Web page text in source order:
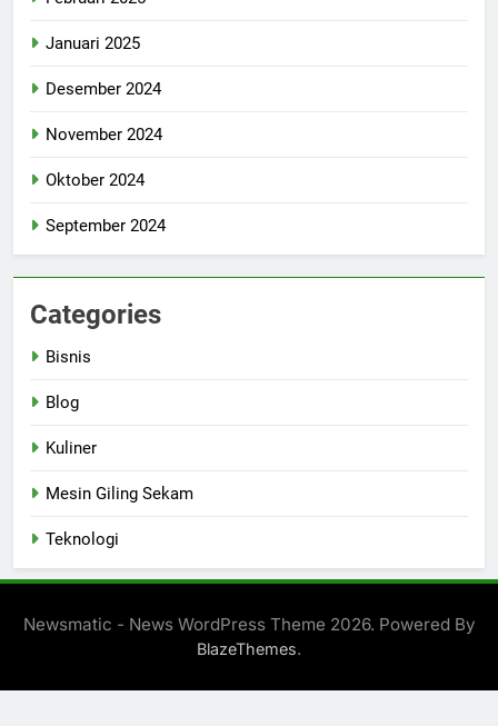
Januari 2025
Desember 2024
November 2024
Oktober 2024
September 2024
Categories
Bisnis
Blog
Kuliner
Mesin Giling Sekam
Teknologi
Newsmatic - News WordPress Theme 2026. Powered By
BlazeThemes.